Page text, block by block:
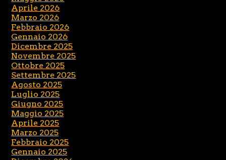
Aprile 2026
Marzo 2026
Febbraio 2026
Gennaio 2026
Dicembre 2025
Novembre 2025
Ottobre 2025
Settembre 2025
Agosto 2025
Luglio 2025
Giugno 2025
Maggio 2025
Aprile 2025
Marzo 2025
Febbraio 2025
Gennaio 2025